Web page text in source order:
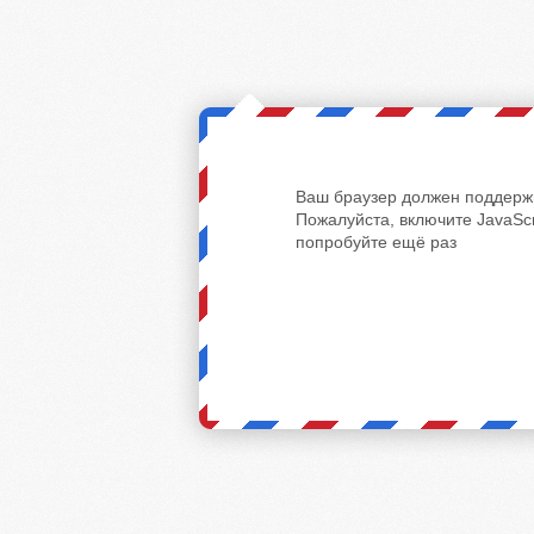
Ваш браузер должен
Пожалуйста, включите
попробуйте ещё раз